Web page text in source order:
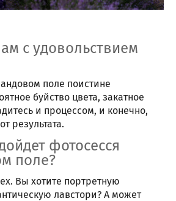
с удовольствием
поле поистине
буйство цвета, закатное
и процессом, и конечно,
результата.
фотосесся
поле?
Вы хотите портретную
лавстори? А может